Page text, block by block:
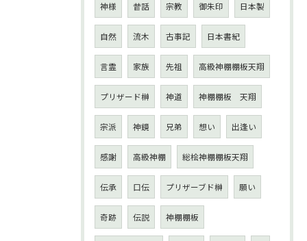
神様 昔話 宗教 御朱印 日本製
自然 流木 古事記 日本書紀
言霊 家族 先祖 高級神棚棚板天翔
プリザード榊 神道 神棚棚板 天翔
宗派 神鏡 兄弟 想い 出逢い
感謝 高級神棚 総桧神棚棚板天翔
伝承 口伝 プリザーブド榊 願い
奇跡 伝説 神棚棚板